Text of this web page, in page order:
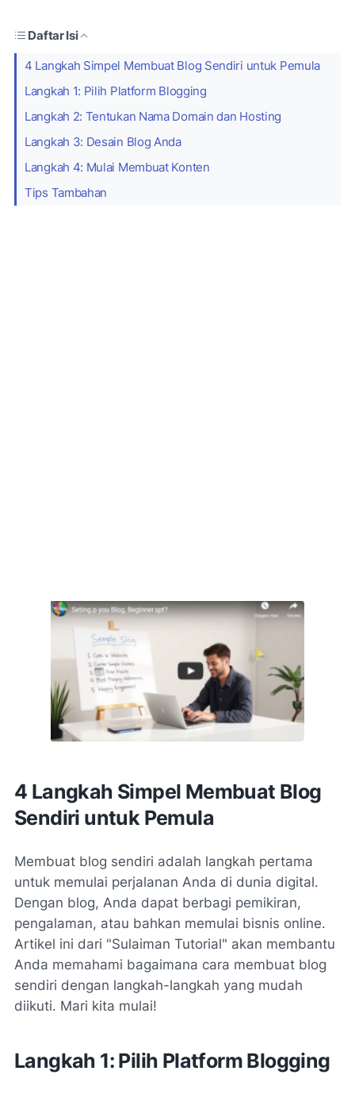
Daftar Isi
4 Langkah Simpel Membuat Blog Sendiri untuk Pemula
Langkah 1: Pilih Platform Blogging
Langkah 2: Tentukan Nama Domain dan Hosting
Langkah 3: Desain Blog Anda
Langkah 4: Mulai Membuat Konten
Tips Tambahan
4 Langkah Simpel Membuat Blog
Sendiri untuk Pemula
Membuat blog sendiri adalah langkah pertama
untuk memulai perjalanan Anda di dunia digital.
Dengan blog, Anda dapat berbagi pemikiran,
pengalaman, atau bahkan memulai bisnis online.
Artikel ini dari "Sulaiman Tutorial" akan membantu
Anda memahami bagaimana cara membuat blog
sendiri dengan langkah-langkah yang mudah
diikuti. Mari kita mulai!
Langkah 1: Pilih Platform Blogging